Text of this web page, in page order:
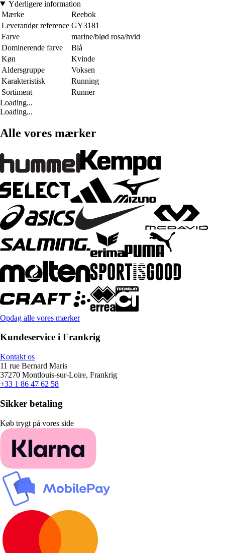
Yderligere information
Mærke
Reebok
Leverandør reference GY3181
Farve
marine/blød rosa/hvid
Dominerende farve
Blå
Køn
Kvinde
Aldersgruppe
Voksen
Karakteristisk
Running
Sortiment
Runner
Loading...
Loading...
Alle vores mærker
Opdag alle vores mærker
Kundeservice i Frankrig
Kontakt os
11 rue Bernard Maris
37270 Montlouis-sur-Loire, Frankrig
+33 1 86 47 62 58
Sikker betaling
Køb trygt på vores side